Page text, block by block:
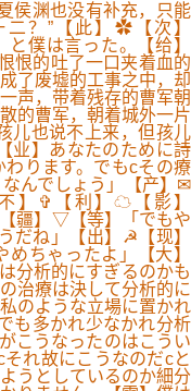
渊也没有补充，只能
？”【此】✿【次】
僕は言った。【给】
的吐了一口夹着血的
了废墟的工事之中，却
声，带着残存的曹军朝
的曹军，朝着城外一片
也说不上来，但孩儿
业】あなたのために詩
ります。でもcその療
んでしょう」【产】✉
】✞【利】☁【影】
疆】▽【等】「でもや
だね」【出】☭【现】
めちゃったよ」【大】
分析的にすぎるのかも
治療は決して分析的に
のような立場に置かれ
も多かれ少なかれ分析
こうなったのはこうい
れ故にこうなのだcと
うとしているのか細分